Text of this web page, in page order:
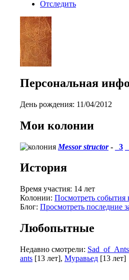
Отследить
Персональная
День рождения: 11/04/2012
Мои колонии
Messor structor- _3
История
Время участия: 14 лет
Колонии: Посмотреть события
Блог: Просмотреть последние
Любопытные
Недавно смотрели: Sad_of_Ants
ants [13 лет], Муравьед [13 лет]